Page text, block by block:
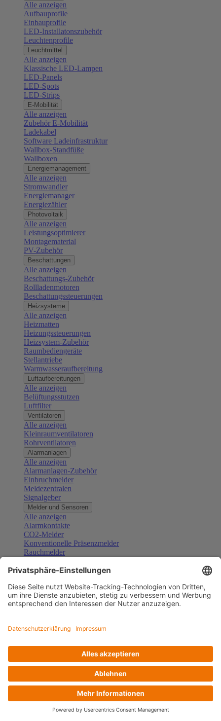
Alle anzeigen
Aufbauprofile
Einbauprofile
LED-Installatonszubehör
Leuchtenprofile
Leuchtmittel
Alle anzeigen
Klassische LED-Lampen
LED-Panels
LED-Spots
LED-Strips
E-Mobilität
Alle anzeigen
Zubehör E-Mobilität
Ladekabel
Software Ladeinfrastruktur
Wallbox-Standfüße
Wallboxen
Energiemanagement
Alle anzeigen
Stromwandler
Energiemanager
Energiezähler
Photovoltaik
Alle anzeigen
Leistungsoptimierer
Montagematerial
PV-Zubehör
Beschattungen
Alle anzeigen
Beschattungs-Zubehör
Rollladenmotoren
Beschattungssteuerungen
Heizsysteme
Alle anzeigen
Heizmatten
Heizungssteuerungen
Heizsystem-Zubehör
Raumbediengeräte
Stellantriebe
Warmwasseraufbereitung
Luftaufbereitungen
Alle anzeigen
Belüftungsstutzen
Luftfilter
Ventilatoren
Alle anzeigen
Kleinraumventilatoren
Rohrventilatoren
Alarmanlagen
Alle anzeigen
Alarmanlagen-Zubehör
Einbruchmelder
Meldezentralen
Signalgeber
Melder und Sensoren
Alle anzeigen
Alarmkontakte
CO2-Melder
Konventionelle Präsenzmelder
Rauchmelder
Gefahrenmelder
Türsprechanlagen
Alle anzeigen
Außenstationen
Klingeltaster und Gongs
Sprechanlagen-Sets
Zubehör Türkommunikation
Videoüberwachung
Zubehör Videoüberwachung
Alle anzeigen